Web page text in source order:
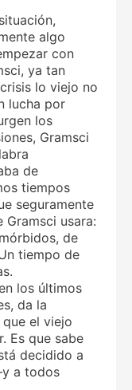
algo
con
ya tan
lo viejo no
lucha por
los
Gramsci
de
tiempos
seguramente
usara:
de
tiempo de
los últimos
da la
el viejo
Es que sabe
decidido a
a todos